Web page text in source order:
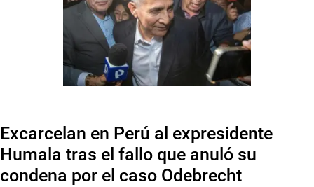
Excarcelan en Perú al expresidente
Humala tras el fallo que anuló su
condena por el caso Odebrecht